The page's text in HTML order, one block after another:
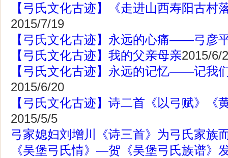
【弓氏文化古迹】《走进山西寿阳古村
2015/7/19
【弓氏文化古迹】永远的心痛——弓彦
【弓氏文化古迹】我的父亲母亲2015/6/
【弓氏文化古迹】永远的记忆——记我
2015/6/20
【弓氏文化古迹】诗二首《以弓赋》《
2015/5/5
弓家媳妇刘增川《诗三首》为弓氏家族
《吴堡弓氏情》—贺《吴堡弓氏族谱》